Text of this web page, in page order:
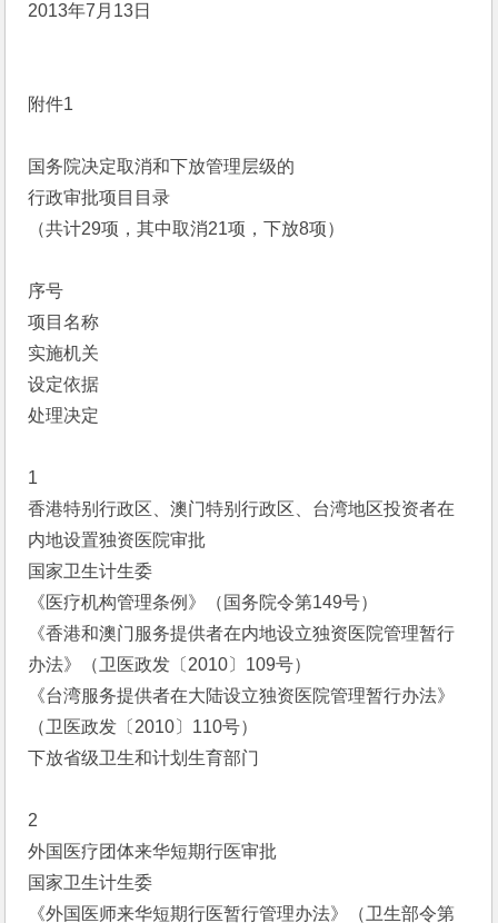
2013年7月13日
附件1
国务院决定取消和下放管理层级的
行政审批项目目录
（共计29项，其中取消21项，下放8项）
序号
项目名称
实施机关
设定依据
处理决定
1
香港特别行政区、澳门特别行政区、台湾地区投资者在
内地设置独资医院审批
国家卫生计生委
《医疗机构管理条例》（国务院令第149号）
《香港和澳门服务提供者在内地设立独资医院管理暂行
办法》（卫医政发〔2010〕109号）
《台湾服务提供者在大陆设立独资医院管理暂行办法》
（卫医政发〔2010〕110号）
下放省级卫生和计划生育部门
2
外国医疗团体来华短期行医审批
国家卫生计生委
《外国医师来华短期行医暂行管理办法》（卫生部令第